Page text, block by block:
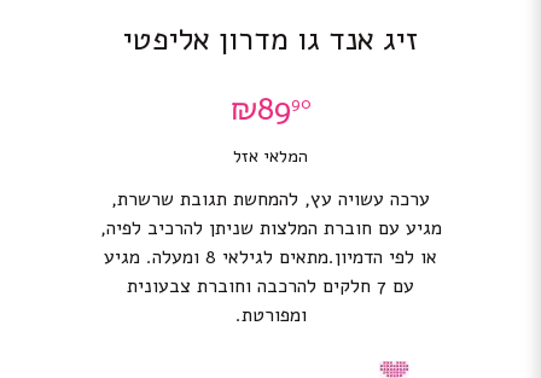
זיג אנד גו מדרון אליפטי
₪8990
המלאי אזל
ערכה עשויה עץ, להמחשת תגובת שרשרת,
מגיע עם חוברת המלצות שניתן להרכיב לפיה,
או לפי הדמיון.מתאים לגילאי 8 ומעלה. מגיע
עם 7 חלקים להרכבה וחוברת צבעונית
ומפורטת.